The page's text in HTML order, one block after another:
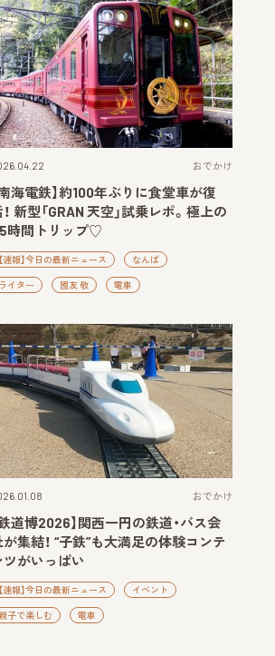
おでかけ
南海電鉄】約100年ぶりに食堂車が復
新型「GRAN 天空」試乗レポ。極上の
時間トリップ♡
【速報】今日の最新ニュース なんば
ライター 國友 敬 電車
おでかけ
鉄道博2026】関西一円の鉄道・バス会
が集結！ “子鉄”も大満足の体験コンテ
ツがいっぱい
【速報】今日の最新ニュース イベント
子で楽しむ 電車